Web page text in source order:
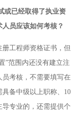
或已经取得了执业资
员应该如何考核？
工程师资格证书，但
”范围内还没有建立注
考核，不需要填写在
具备中级以上职称、10
专业的，还需提供个